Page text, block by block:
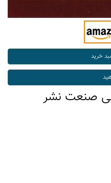
صنعت نشر